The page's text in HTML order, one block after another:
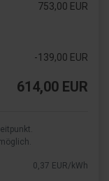
753,00 EUR
-139,00 EUR
614,00 EUR
0,37 EUR/kWh